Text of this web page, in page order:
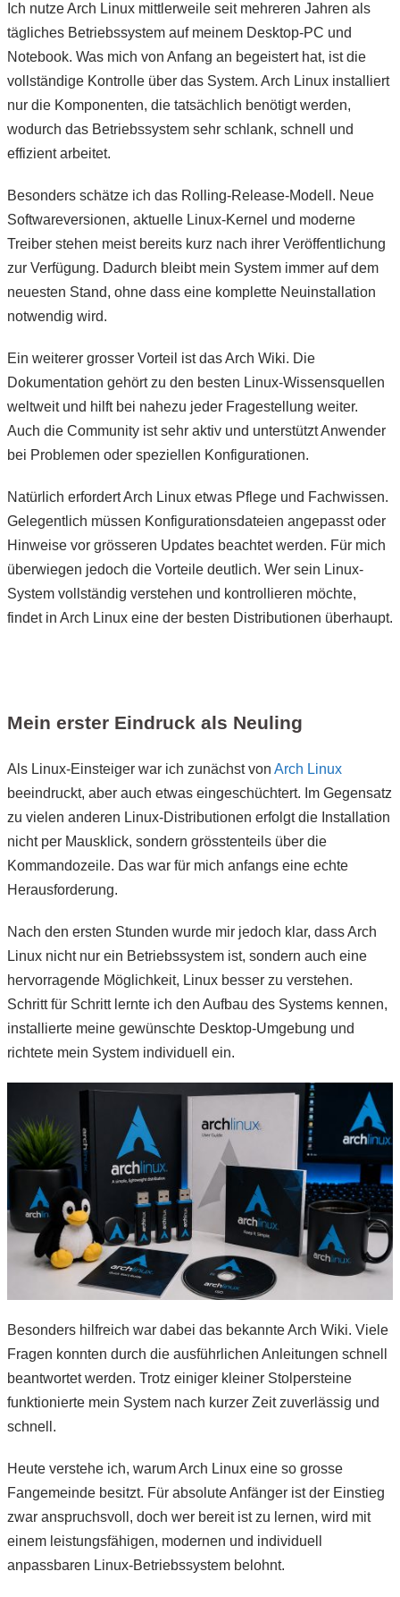
Ich nutze Arch Linux mittlerweile seit mehreren Jahren als
tägliches Betriebssystem auf meinem Desktop-PC und
Notebook. Was mich von Anfang an begeistert hat, ist die
vollständige Kontrolle über das System. Arch Linux installiert
nur die Komponenten, die tatsächlich benötigt werden,
wodurch das Betriebssystem sehr schlank, schnell und
effizient arbeitet.
Besonders schätze ich das Rolling-Release-Modell. Neue
Softwareversionen, aktuelle Linux-Kernel und moderne
Treiber stehen meist bereits kurz nach ihrer Veröffentlichung
zur Verfügung. Dadurch bleibt mein System immer auf dem
neuesten Stand, ohne dass eine komplette Neuinstallation
notwendig wird.
Ein weiterer grosser Vorteil ist das Arch Wiki. Die
Dokumentation gehört zu den besten Linux-Wissensquellen
weltweit und hilft bei nahezu jeder Fragestellung weiter.
Auch die Community ist sehr aktiv und unterstützt Anwender
bei Problemen oder speziellen Konfigurationen.
Natürlich erfordert Arch Linux etwas Pflege und Fachwissen.
Gelegentlich müssen Konfigurationsdateien angepasst oder
Hinweise vor grösseren Updates beachtet werden. Für mich
überwiegen jedoch die Vorteile deutlich. Wer sein Linux-
System vollständig verstehen und kontrollieren möchte,
findet in Arch Linux eine der besten Distributionen überhaupt.
Mein erster Eindruck als Neuling
Als Linux-Einsteiger war ich zunächst von Arch Linux
beeindruckt, aber auch etwas eingeschüchtert. Im Gegensatz
zu vielen anderen Linux-Distributionen erfolgt die Installation
nicht per Mausklick, sondern grösstenteils über die
Kommandozeile. Das war für mich anfangs eine echte
Herausforderung.
Nach den ersten Stunden wurde mir jedoch klar, dass Arch
Linux nicht nur ein Betriebssystem ist, sondern auch eine
hervorragende Möglichkeit, Linux besser zu verstehen.
Schritt für Schritt lernte ich den Aufbau des Systems kennen,
installierte meine gewünschte Desktop-Umgebung und
richtete mein System individuell ein.
Besonders hilfreich war dabei das bekannte Arch Wiki. Viele
Fragen konnten durch die ausführlichen Anleitungen schnell
beantwortet werden. Trotz einiger kleiner Stolpersteine
funktionierte mein System nach kurzer Zeit zuverlässig und
schnell.
Heute verstehe ich, warum Arch Linux eine so grosse
Fangemeinde besitzt. Für absolute Anfänger ist der Einstieg
zwar anspruchsvoll, doch wer bereit ist zu lernen, wird mit
einem leistungsfähigen, modernen und individuell
anpassbaren Linux-Betriebssystem belohnt.